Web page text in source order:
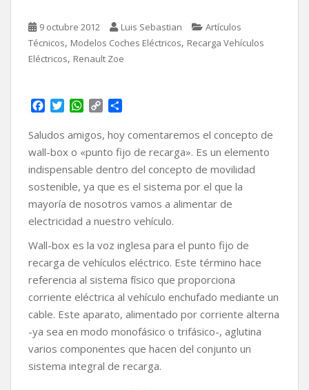
9 octubre 2012 Luis Sebastian
Artículos
Técnicos, Modelos Coches Eléctricos, Recarga Vehículos
Eléctricos, Renault Zoe
c
e
b
o
o
k
t
t
e
r
W
a
t
s
A
p
p
p
y
L
i
n
k
m
p
a
r
t
i
r
Saludos amigos, hoy comentaremos el concepto de
wall-box o «punto fijo de recarga». Es un elemento
indispensable dentro del concepto de movilidad
sostenible, ya que es el sistema por el que la
mayoría de nosotros vamos a alimentar de
electricidad a nuestro vehículo.
Wall-box es la voz inglesa para el punto fijo de
recarga de vehículos eléctrico. Este término hace
referencia al sistema físico que proporciona
corriente eléctrica al vehículo enchufado mediante un
cable. Este aparato, alimentado por corriente alterna
-ya sea en modo monofásico o trifásico-, aglutina
varios componentes que hacen del conjunto un
sistema integral de recarga.